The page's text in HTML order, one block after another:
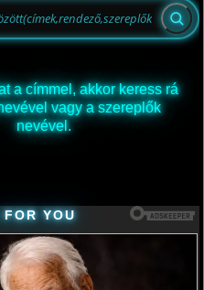
a címmel, akkor keress rá
vagy a szereplők
nevével.